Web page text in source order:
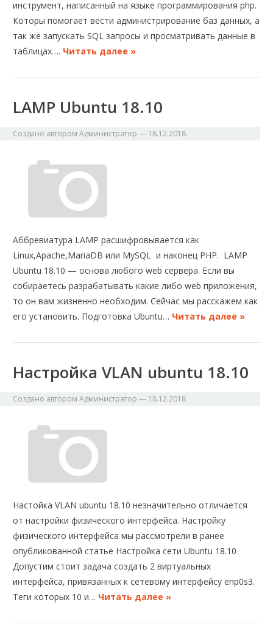
инструмент, написанный на языке программирования php.
Которы помогает вести администрирование баз данных, а
так же запускать SQL запросы и просматривать данные в
таблицах…. Читать далее »
LAMP Ubuntu 18.10
Создано авторомАдминистратор — 18.12.2018
Аббревиатура LAMP расшифровывается как
Linux,Apache,MariaDB или MySQL и наконец PHP. LAMP
Ubuntu 18.10 — основа любого web сервера. Если вы
собираетесь разрабатывать какие либо web приложения,
то он вам жизненно необходим. Сейчас мы расскажем как
его установить. Подготовка Ubuntu… Читать далее »
Настройка VLAN ubuntu 18.10
Создано авторомАдминистратор — 18.12.2018
Настойка VLAN ubuntu 18.10 незначительно отличается
от настройки физического интерфейса. Настройку
физического интерфейса мы рассмотрели в ранее
опубликованной статье Настройка сети Ubuntu 18.10
Допустим стоит задача создать 2 виртуальных
интерфейса, привязанных к сетевому интерфейсу enp0s3.
Теги которых 10 и… Читать далее »